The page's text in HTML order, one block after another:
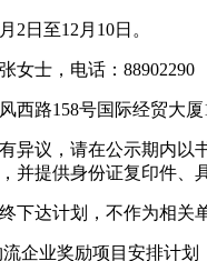
日至12月10日。
士，电话：88902290
路158号国际经贸大厦
议，请在公示期内以书
并提供身份证复印件、
达计划，不作为相关单
业奖励项目安排计划